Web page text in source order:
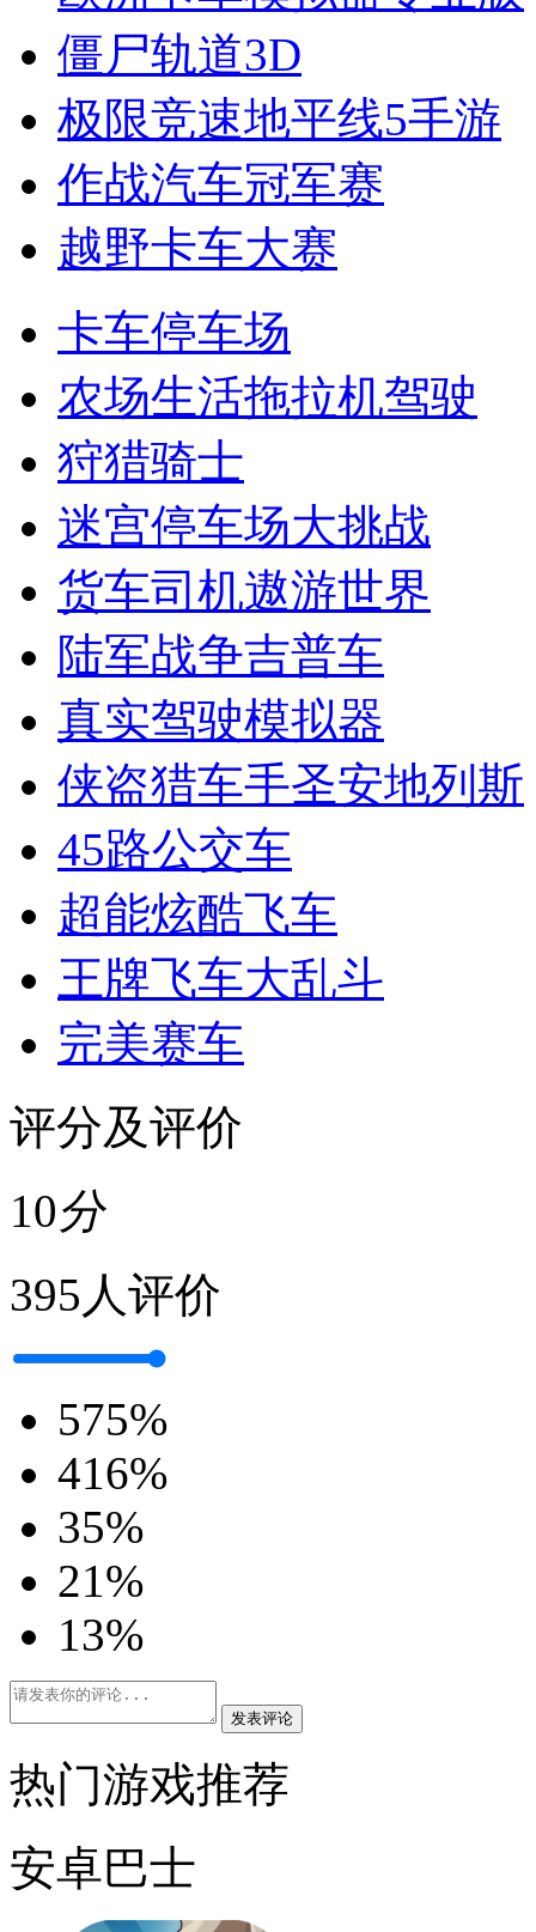
僵尸轨道3D
极限竞速地平线5手游
作战汽车冠军赛
越野卡车大赛
卡车停车场
农场生活拖拉机驾驶
狩猎骑士
迷宫停车场大挑战
货车司机遨游世界
陆军战争吉普车
真实驾驶模拟器
侠盗猎车手圣安地列斯
45路公交车
超能炫酷飞车
王牌飞车大乱斗
完美赛车
评分及评价
10分
395人评价
575%
416%
35%
21%
13%
发表评论
热门游戏推荐
安卓巴士